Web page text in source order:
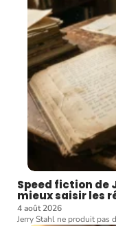
Speed fiction de
mieux saisir les
4 août 2026
Jerry Stahl ne produit pas